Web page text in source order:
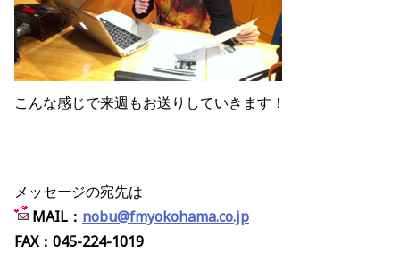
こんな感じで来週もお送りしていきます！
メッセージの宛先は
MAIL： nobu@fmyokohama.co.jp
FAX：045-224-1019